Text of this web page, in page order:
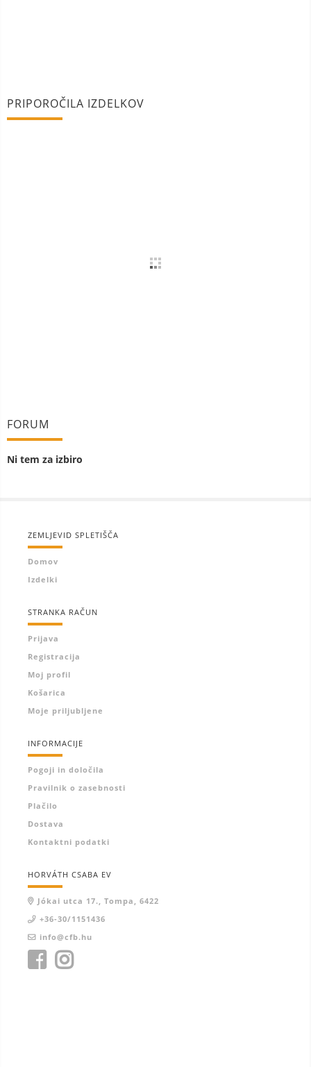
PRIPOROČILA IZDELKOV
FORUM
Ni tem za izbiro
ZEMLJEVID SPLETIŠČA
Domov
Izdelki
STRANKA RAČUN
Prijava
Registracija
Moj profil
Košarica
Moje priljubljene
INFORMACIJE
Pogoji in določila
Pravilnik o zasebnosti
Plačilo
Dostava
Kontaktni podatki
HORVÁTH CSABA EV
Jókai utca 17., Tompa, 6422
+36-30/1151436
info@cfb.hu